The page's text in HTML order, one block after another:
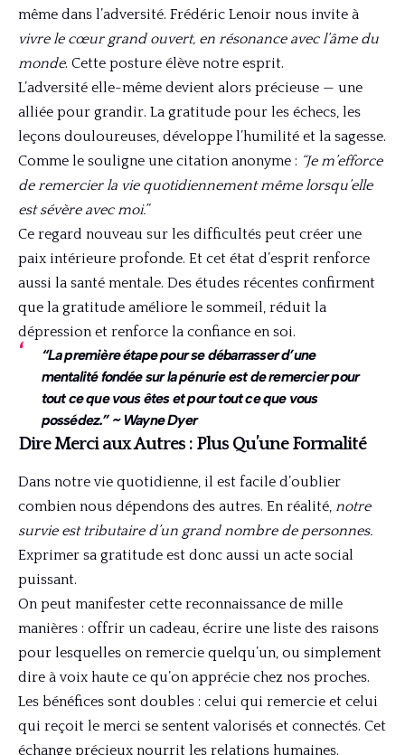
même dans l’adversité. Frédéric Lenoir nous invite à
vivre le cœur grand ouvert, en résonance avec l’âme du
monde. Cette posture élève notre esprit.
L’adversité elle-même devient alors précieuse — une
alliée pour grandir. La gratitude pour les échecs, les
leçons douloureuses, développe l’humilité et la sagesse.
Comme le souligne une citation anonyme : “Je m’efforce
de remercier la vie quotidiennement même lorsqu’elle
est sévère avec moi.”
Ce regard nouveau sur les difficultés peut créer une
paix intérieure profonde. Et cet état d’esprit renforce
aussi la santé mentale. Des études récentes confirment
que la gratitude améliore le sommeil, réduit la
dépression et renforce la confiance en soi.
“La première étape pour se débarrasser d’une
mentalité fondée sur la pénurie est de remercier pour
tout ce que vous êtes et pour tout ce que vous
possédez.” ~ Wayne Dyer
Dire Merci aux Autres : Plus Qu’une Formalité
Dans notre vie quotidienne, il est facile d’oublier
combien nous dépendons des autres. En réalité, notre
survie est tributaire d’un grand nombre de personnes.
Exprimer sa gratitude est donc aussi un acte social
puissant.
On peut manifester cette reconnaissance de mille
manières : offrir un cadeau, écrire une liste des raisons
pour lesquelles on remercie quelqu’un, ou simplement
dire à voix haute ce qu’on apprécie chez nos proches.
Les bénéfices sont doubles : celui qui remercie et celui
qui reçoit le merci se sentent valorisés et connectés. Cet
échange précieux nourrit les relations humaines.